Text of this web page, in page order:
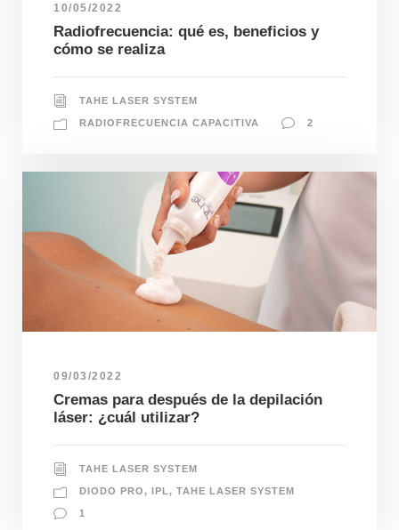
10/05/2022
Radiofrecuencia: qué es, beneficios y
cómo se realiza
TAHE LASER SYSTEM
RADIOFRECUENCIA CAPACITIVA 2
09/03/2022
Cremas para después de la depilación
láser: ¿cuál utilizar?
TAHE LASER SYSTEM
DIODO PRO, IPL , TAHE LASER SYSTEM
1